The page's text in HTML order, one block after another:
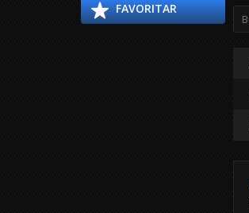
FAVORITAR